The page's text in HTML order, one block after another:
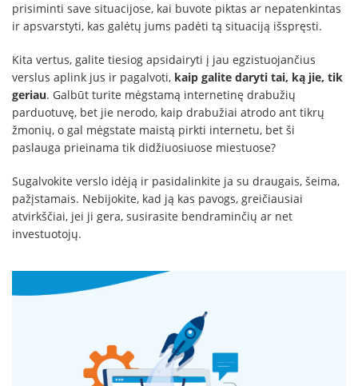
prisiminti save situacijose, kai buvote piktas ar nepatenkintas
ir apsvarstyti, kas galėtų jums padėti tą situaciją išspręsti.
Kita vertus, galite tiesiog apsidairyti į jau egzistuojančius
verslus aplink jus ir pagalvoti, kaip galite daryti tai, ką jie, tik
geriau. Galbūt turite mėgstamą internetinę drabužių
parduotuvę, bet jie nerodo, kaip drabužiai atrodo ant tikrų
žmonių, o gal mėgstate maistą pirkti internetu, bet ši
paslauga prieinama tik didžiuosiuose miestuose?
Sugalvokite verslo idėją ir pasidalinkite ja su draugais, šeima,
pažįstamais. Nebijokite, kad ją kas pavogs, greičiausiai
atvirkščiai, jei ji gera, susirasite bendraminčių ar net
investuotojų.